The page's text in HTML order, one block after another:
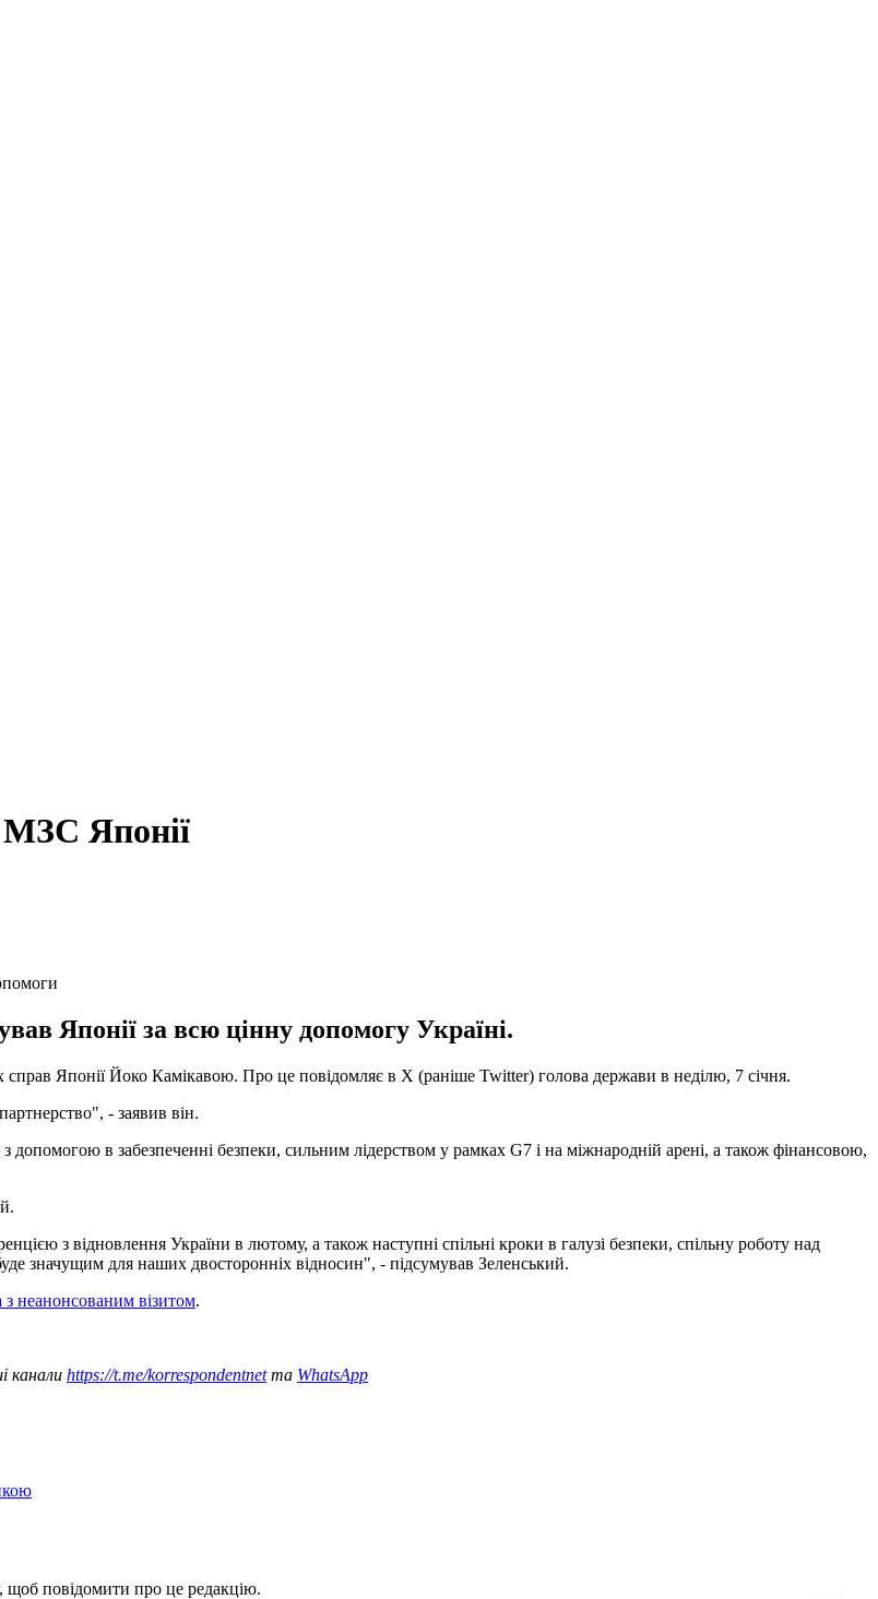
МЗС Японії
Японії за всю цінну допомогу Україні.
Японії Йоко Камікавою. Про це повідомляє в Х (раніше Twitter) голова держави в неділю, 7 січня.
- заявив він.
в забезпеченні безпеки, сильним лідерством у рамках G7 і на міжнародній арені, а також фінансовою,
з відновлення України в лютому, а також наступні спільні кроки в галузі безпеки, спільну роботу над
значущим для наших двосторонніх відносин", - підсумував Зеленський.
неанонсованим візитом.
канали https://t.me/korrespondentnetта WhatsApp
щоб повідомити про це редакцію.